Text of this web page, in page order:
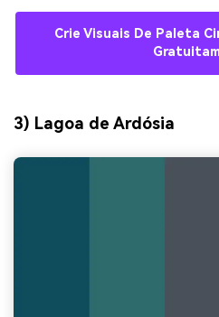
Crie Visuais De Paleta
3) Lagoa de Ardósia